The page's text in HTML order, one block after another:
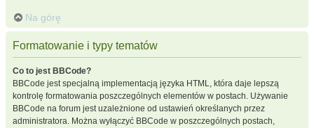
Na górę
Formatowanie i typy tematów
Co to jest BBCode?
BBCode jest specjalną implementacją języka HTML, która daje lepszą
kontrolę formatowania poszczególnych elementów w postach. Używanie
BBCode na forum jest uzależnione od ustawień określanych przez
administratora. Można wyłączyć BBCode w poszczególnych postach,